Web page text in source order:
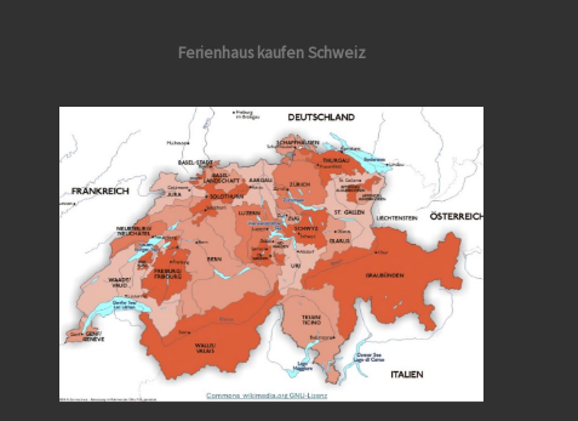
Ferienhaus kaufen Schweiz